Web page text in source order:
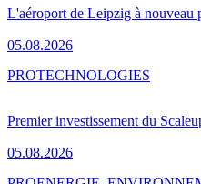
L'aéroport de Leipzig à nouveau
05.08.2026
Premier investissement du
05.08.2026
PROTECHNOLOGIES